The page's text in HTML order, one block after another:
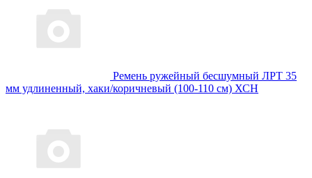
Ремень ружейный бесшумный ЛРТ 35
мм удлиненный, хаки/коричневый (100-110 см) ХСН